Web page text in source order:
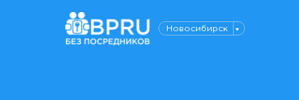
Новосибирск